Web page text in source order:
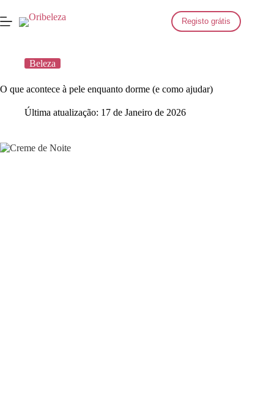
para
o
Registo grátis
Beleza
O que acontece à pele enquanto dorme (e como ajudar)
Última atualização: 17 de Janeiro de 2026